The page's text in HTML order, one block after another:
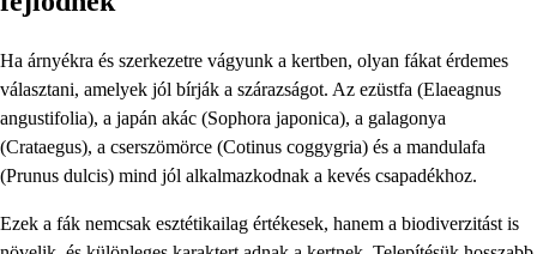
Ha árnyékra és szerkezetre vágyunk a kertben, olyan fákat érdemes
választani, amelyek jól bírják a szárazságot. Az ezüstfa (Elaeagnus
angustifolia), a japán akác (Sophora japonica), a galagonya
(Crataegus), a cserszömörce (Cotinus coggygria) és a mandulafa
(Prunus dulcis) mind jól alkalmazkodnak a kevés csapadékhoz.
Ezek a fák nemcsak esztétikailag értékesek, hanem a biodiverzitást is